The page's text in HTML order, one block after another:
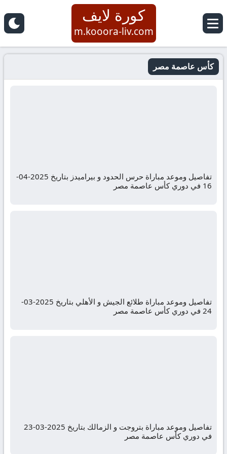
كورة لايف
m.kooora-liv.com
كأس عاصمة مصر
تفاصيل وموعد مباراة حرس الحدود و بيراميدز بتاريخ 2025-04-
16 في دوري كأس عاصمة مصر
تفاصيل وموعد مباراة طلائع الجيش و الأهلي بتاريخ 2025-03-
24 في دوري كأس عاصمة مصر
تفاصيل وموعد مباراة بتروجت و الزمالك بتاريخ 2025-03-23
في دوري كأس عاصمة مصر